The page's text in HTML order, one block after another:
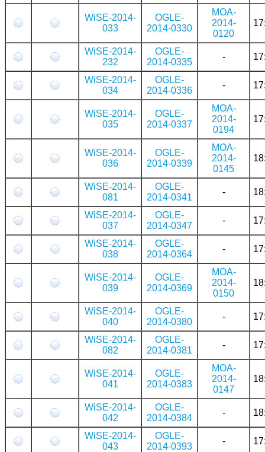
WiSE-2014-
033
OGLE-
2014-0330
MOA-
2014-
0120
WiSE-2014-
232
OGLE-
2014-0335
-
WiSE-2014-
034
OGLE-
2014-0336
-
WiSE-2014-
035
OGLE-
2014-0337
MOA-
2014-
0194
WiSE-2014-
036
OGLE-
2014-0339
MOA-
2014-
0145
WiSE-2014-
081
OGLE-
2014-0341
-
WiSE-2014-
037
OGLE-
2014-0347
-
WiSE-2014-
038
OGLE-
2014-0364
-
WiSE-2014-
039
OGLE-
2014-0369
MOA-
2014-
0150
WiSE-2014-
040
OGLE-
2014-0380
-
WiSE-2014-
082
OGLE-
2014-0381
-
WiSE-2014-
041
OGLE-
2014-0383
MOA-
2014-
0147
WiSE-2014-
042
OGLE-
2014-0384
-
WiSE-2014-
043
OGLE-
2014-0393
-